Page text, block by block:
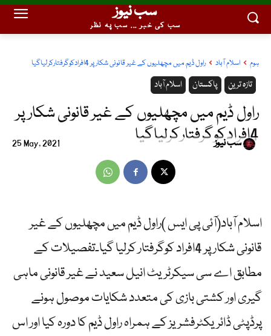
سب نیوز
سب کی خبر ... سب پہ نظر
ہوم اسلام آباد راول ڈیم میں مچھلیوں کے غیر قانونی شکارپر 4افرادکوگرفتارکرلیاگیا
اسلام آباد پاکستان تازہ ترین
راول ڈیم میں مچھلیوں کے غیر قانونی شکارپر
4افرادکوگرفتارکرلیاگیا
25 May, 2021 سب نیوز
اسلام آباد(آئی پی ایس )راول ڈیم میں مچھلیوں کے غیر
قانونی شکارپر 4افراد کوگرفتار کرلیا گیا۔تفصیلات کے
مطابق اے سی سیکرٹریٹ انیل سعید نے غیر قانونی ماہی
گیری اور کشتی بازی کی متعدد شکایات موصول ہونے
پرڈپٹی ڈائریکٹرفشریز کے ہمراہ راول ڈیم کا دورہ کیا اور اس